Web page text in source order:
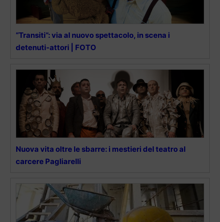
“Transiti”: via al nuovo spettacolo, in scena i
detenuti-attori | FOTO
Nuova vita oltre le sbarre: i mestieri del teatro al
carcere Pagliarelli